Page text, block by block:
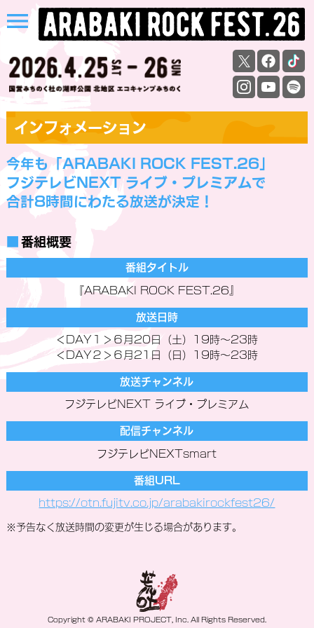
menu
インフォメーション
今年も「ARABAKI ROCK FEST.26」
フジテレビNEXT ライブ・プレミアムで
合計8時間にわたる放送が決定！
番組概要
番組タイトル
『ARABAKI ROCK FEST.26』
放送日時
＜DAY１＞６月20日（土）19時～23時
＜DAY２＞６月21日（日）19時～23時
放送チャンネル
フジテレビNEXT ライブ・プレミアム
配信チャンネル
フジテレビNEXTsmart
番組URL
https://otn.fujitv.co.jp/arabakirockfest26/
※予告なく放送時間の変更が生じる場合があります。
Copyright © ARABAKI PROJECT, Inc. All Rights Reserved.